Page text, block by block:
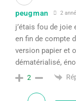
peugman 2
j’étais fou de joie
en fin de compte
version papier et
dématérialisé,
2